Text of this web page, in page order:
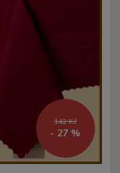
142 Kč
- 27 %